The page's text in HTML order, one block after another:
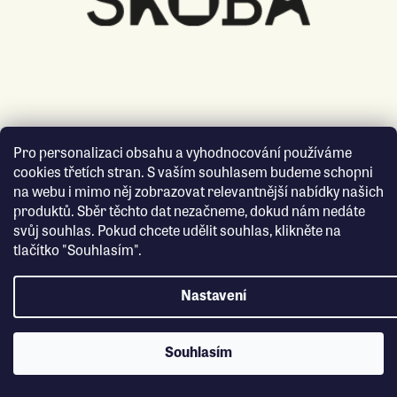
Pro personalizaci obsahu a vyhodnocování používáme
cookies třetích stran. S vaším souhlasem budeme schopni
na webu i mimo něj zobrazovat relevantnější nabídky našich
produktů. Sběr těchto dat nezačneme, dokud nám nedáte
svůj souhlas. Pokud chcete udělit souhlas, klikněte na
tlačítko "Souhlasím".
Nastavení
Souhlasím